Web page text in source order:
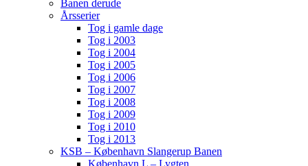
Banen derude
Årsserier
Tog i gamle dage
Tog i 2003
Tog i 2004
Tog i 2005
Tog i 2006
Tog i 2007
Tog i 2008
Tog i 2009
Tog i 2010
Tog i 2013
KSB – København Slangerup Banen
København L – Lygten